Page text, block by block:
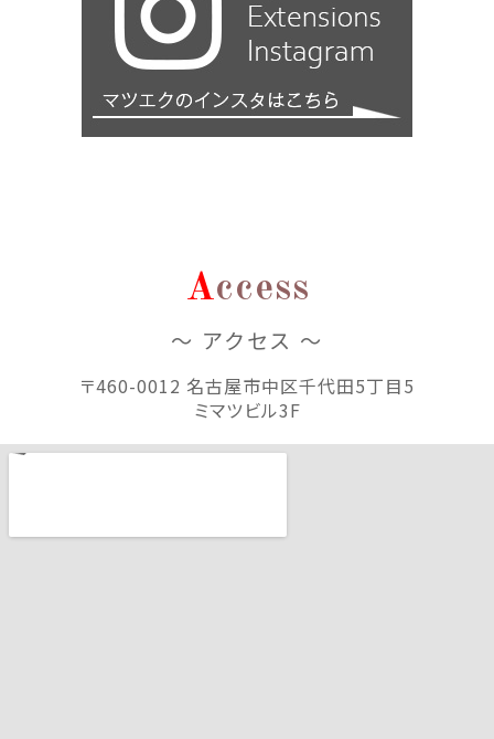
Access
～ アクセス ～
〒460-0012 名古屋市中区千代田5丁目5
ミマツビル3F